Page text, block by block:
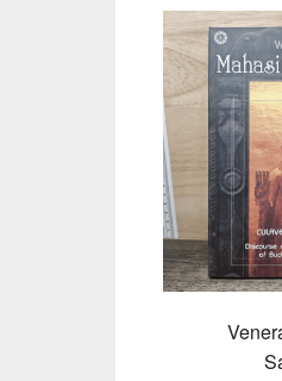
🧳 ท่องเที่ยว ปร
💃 งานอดิเรก อาชีพ
สารคดี
🌎 สารคดี ความ
💎 เพชร พลอย
🛸 วิทยาศาสตร์